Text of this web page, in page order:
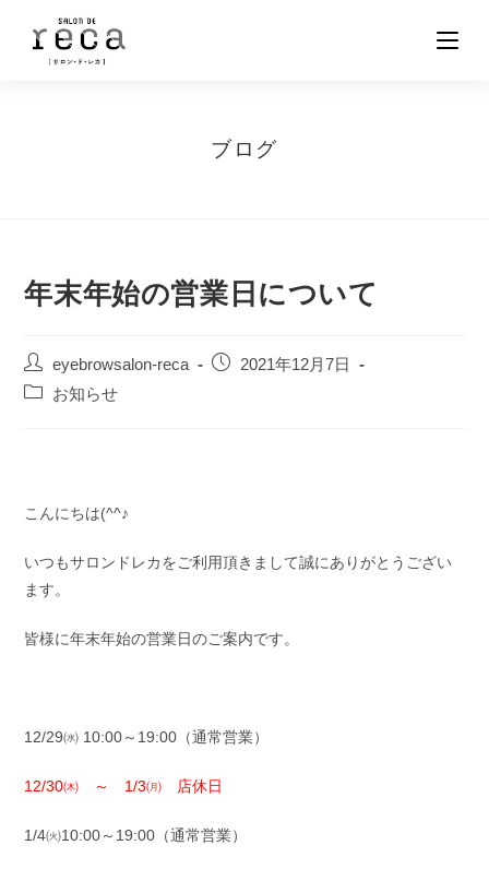
ブログ
年末年始の営業日について
投
稿
eyebrowsalon-reca
投
2021年12月7日
投
リ
お知らせ
こんにちは(^^♪
いつもサロンドレカをご利用頂きまして誠にありがとうござい
ます。
皆様に年末年始の営業日のご案内です。
12/29㈬ 10:00～19:00（通常営業）
12/30㈭ ～ 1/3㈪ 店休日
1/4㈫10:00～19:00（通常営業）